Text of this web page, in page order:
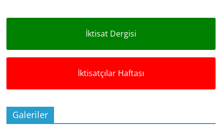
İktisat Dergisi
İktisatçılar Haftası
Galeriler